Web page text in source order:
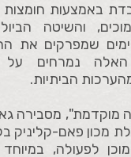
באמצעות חומצות
והשיטה
שמפרקים את
האלה נמרחים על
הביתיות.
מוקדמת", מסבירה
מכון פאם-קליניק
לפעולה,